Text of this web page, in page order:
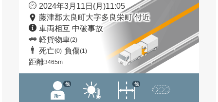
2024年3月11日(月)11:05
藤津郡太良町大字多良栄町 付近
車両相互 中破事故
軽貨物車(2)
死亡(0) 負傷(1)
距離3465m
他 他